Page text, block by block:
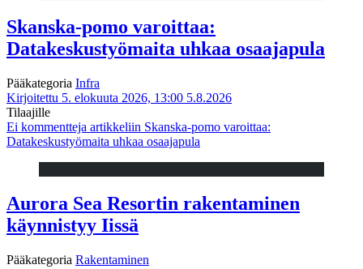
Skanska-pomo varoittaa:
Datakeskustyömaita uhkaa osaajapula
Pääkategoria Infra
Kirjoitettu 5. elokuuta 2026, 13:00 5.8.2026
Tilaajille
Ei kommentteja artikkeliin Skanska-pomo varoittaa:
Datakeskustyömaita uhkaa osaajapula
Aurora Sea Resortin rakentaminen
käynnistyy Iissä
Pääkategoria Rakentaminen